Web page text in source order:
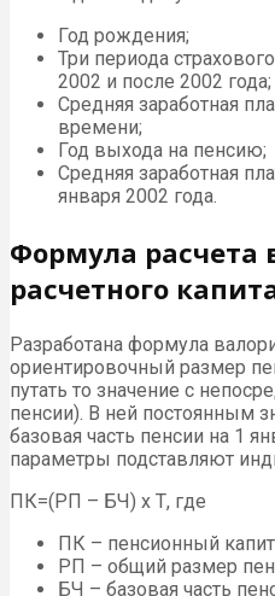
Год рождения;
Три периода
2002 и после 2002 года;
Средняя заработная
времени;
Год выхода на пенсию;
Средняя заработная
января 2002 года.
Формула расчета
расчетного
Разработана формула
ориентировочный размер
путать то значение с
пенсии). В ней постоянным
базовая часть пенсии на 1
параметры подставляют
ПК=(РП – БЧ) х Т, где
ПК – пенсионный
РП – общий размер
БЧ – базовая часть